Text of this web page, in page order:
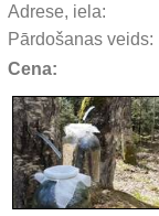
Adrese, iela:
Pārdošanas veids:
Cena: